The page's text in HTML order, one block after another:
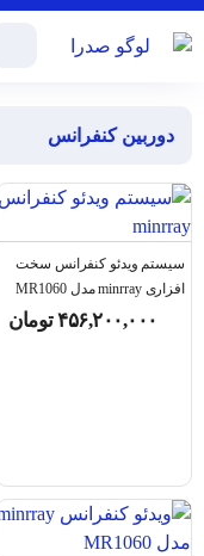
دوربین کنفرانس
سیستم ویدئو کنفرانس سخت
افزاری minrray مدل MR1060
۴۵۶,۲۰۰,۰۰۰تومان